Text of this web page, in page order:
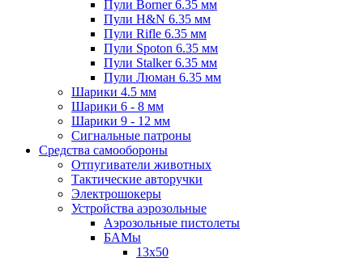
Пули Borner 6.35 мм
Пули H&N 6.35 мм
Пули Rifle 6.35 мм
Пули Spoton 6.35 мм
Пули Stalker 6.35 мм
Пули Люман 6.35 мм
Шарики 4.5 мм
Шарики 6 - 8 мм
Шарики 9 - 12 мм
Сигнальные патроны
Средства самообороны
Отпугиватели животных
Тактические авторучки
Электрошокеры
Устройства аэрозольные
Аэрозольные пистолеты
БАМы
13х50